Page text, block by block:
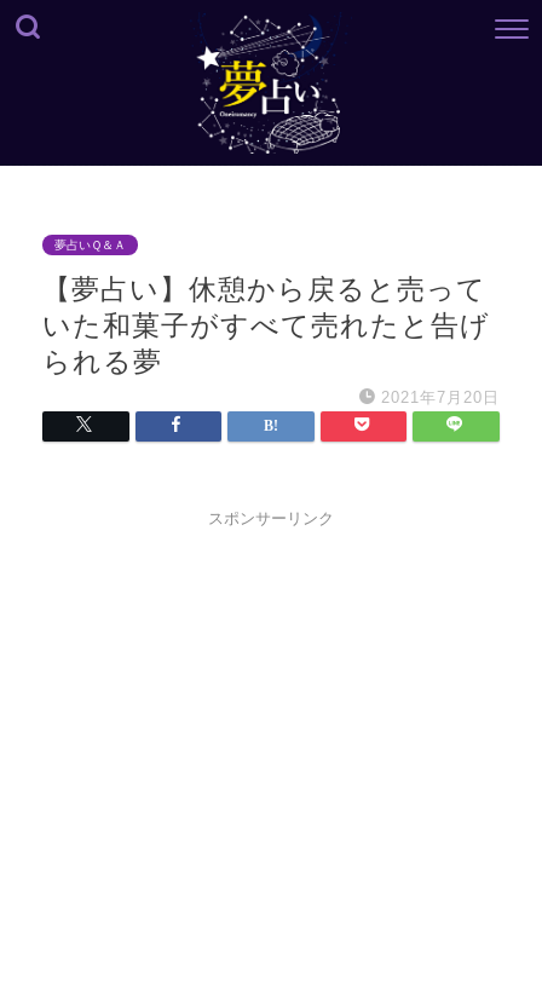
夢占いＱ＆Ａ
【夢占い】休憩から戻ると売って
いた和菓子がすべて売れたと告げ
られる夢
2021年7月20日
スポンサーリンク